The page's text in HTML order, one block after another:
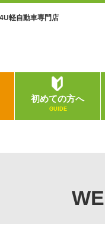
軽自動車専門店
初めての方へ
GUIDE